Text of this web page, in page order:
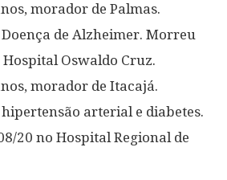
morador de Palmas.
de Alzheimer. Morreu
Oswaldo Cruz.
morador de Itacajá.
arterial e diabetes.
20 no Hospital Regional de